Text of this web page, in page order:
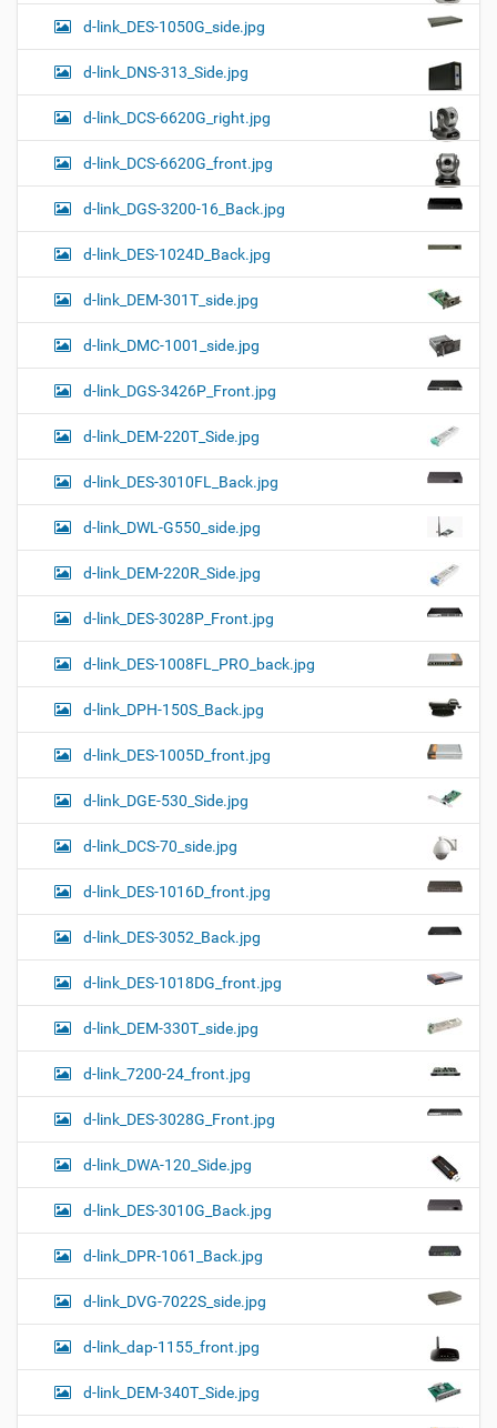
d-link_DES-1050G_side.jpg
d-link_DNS-313_Side.jpg
d-link_DCS-6620G_right.jpg
d-link_DCS-6620G_front.jpg
d-link_DGS-3200-16_Back.jpg
d-link_DES-1024D_Back.jpg
d-link_DEM-301T_side.jpg
d-link_DMC-1001_side.jpg
d-link_DGS-3426P_Front.jpg
d-link_DEM-220T_Side.jpg
d-link_DES-3010FL_Back.jpg
d-link_DWL-G550_side.jpg
d-link_DEM-220R_Side.jpg
d-link_DES-3028P_Front.jpg
d-link_DES-1008FL_PRO_back.jpg
d-link_DPH-150S_Back.jpg
d-link_DES-1005D_front.jpg
d-link_DGE-530_Side.jpg
d-link_DCS-70_side.jpg
d-link_DES-1016D_front.jpg
d-link_DES-3052_Back.jpg
d-link_DES-1018DG_front.jpg
d-link_DEM-330T_side.jpg
d-link_7200-24_front.jpg
d-link_DES-3028G_Front.jpg
d-link_DWA-120_Side.jpg
d-link_DES-3010G_Back.jpg
d-link_DPR-1061_Back.jpg
d-link_DVG-7022S_side.jpg
d-link_dap-1155_front.jpg
d-link_DEM-340T_Side.jpg